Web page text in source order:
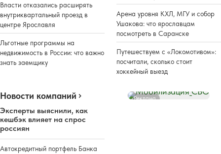
Власти отказались расширять
внутриквартальный проезд в
центре Ярославля
Льготные программы на
недвижимость в России: что важно
знать заемщику
Арена уровня КХЛ, МГУ и собор
Ушакова: что ярославцам
посмотреть в Саранске
Путешествуем с «Локомотивом»:
посчитали, сколько стоит
хоккейный выезд
Новости компаний
Эксперты выяснили, как
кешбэк влияет на спрос
россиян
Автокредитный портфель Банка
Реклама